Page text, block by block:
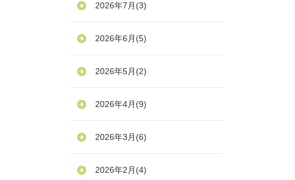
2026年7月 (3)
2026年6月 (5)
2026年5月 (2)
2026年4月 (9)
2026年3月 (6)
2026年2月 (4)